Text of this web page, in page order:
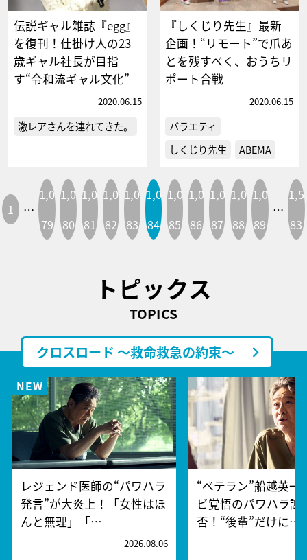
伝説ギャル雑誌『egg』
を復刊！仕掛け人の23
歳ギャル社長が目指
す“令和流ギャル文化”
2020.06.15
激レアさんを連れてきた。
『しくじり先生』最新
企画！“リモート”で爪あ
とを残すべく、おうちリ
ポート合戦
2020.06.15
バラエティ
しくじり先生
ABEMA
1 …
1,0
79
1,0
80
1,0
81
1,0
82
1,0
83
1,0
84
1,0
85
1,0
86
1,0
87
1,0
88
1,0
89
…
1,5
83
トピックス
TOPICS
クロスロード ～救命救急の約束～
レジェンド医師の“パワハラ
発言”が大炎上！「女性はほ
んと無理」「…
2026.08.06
“ベテラン”船越英一
ビ覚悟のパワハラ謝
否！“後輩”だけに…